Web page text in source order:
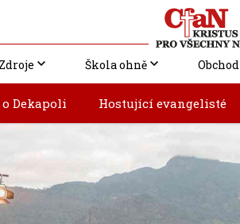
Zdroje Škola ohně Obchod
Dekapoli Hostující evangelisté